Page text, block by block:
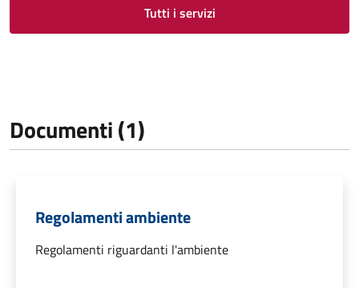
Tutti i servizi
Documenti (1)
Regolamenti ambiente
Regolamenti riguardanti l'ambiente